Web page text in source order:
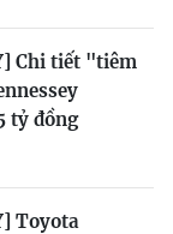
Chi tiết "tiêm
tỷ đồng
Toyota